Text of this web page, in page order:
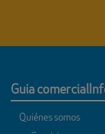
Guia comercial
Quiénes somos